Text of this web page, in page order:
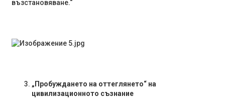
възстановяване.“
„Пробуждането на оттеглянето“ на
цивилизационното съзнание